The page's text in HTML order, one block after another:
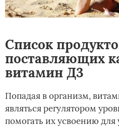
Список
поставляющих
витамин Д3
Попадая в организм,
являться регулятором
помогать их усвоению для